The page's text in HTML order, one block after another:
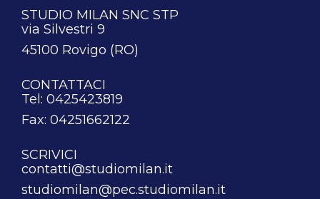
STUDIO MILAN SNC STP
via Silvestri 9
45100 Rovigo (RO)
CONTATTACI
Tel: 0425423819
Fax: 04251662122
SCRIVICI
contatti@studiomilan.it
studiomilan@pec.studiomilan.it